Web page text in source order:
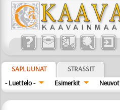
SAPLUUNAT
STRASSIT
- Luettelo -
Esimerkit Neuvot